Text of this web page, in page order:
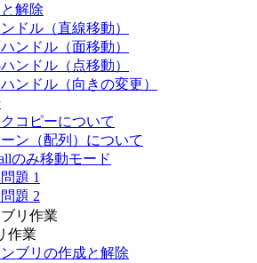
解除
ドル（直線移動）
ンドル（面移動）
ンドル（点移動）
ンドル（向きの変更）
コピーについて
ン（配列）について
のみ移動モード
題 1
題 2
リ作業
作業
ブリの作成と解除